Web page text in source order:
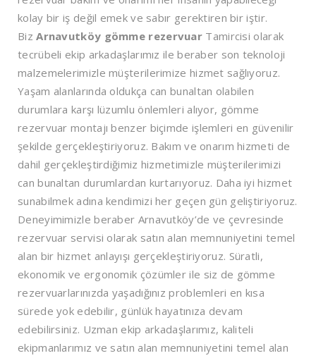
kolay bir iş değil emek ve sabır gerektiren bir iştir.
BizArnavutköy gömme rezervuar Tamircisi olarak
tecrübeli ekip arkadaşlarımız ile beraber son teknoloji
malzemelerimizle müşterilerimize hizmet sağlıyoruz.
Yaşam alanlarında oldukça can bunaltan olabilen
durumlara karşı lüzumlu önlemleri alıyor, gömme
rezervuar montajı benzer biçimde işlemleri en güvenilir
şekilde gerçekleştiriyoruz. Bakım ve onarım hizmeti de
dahil gerçekleştirdiğimiz hizmetimizle müşterilerimizi
can bunaltan durumlardan kurtarıyoruz. Daha iyi hizmet
sunabilmek adına kendimizi her geçen gün geliştiriyoruz.
Deneyimimizle beraber Arnavutköy’de ve çevresinde
rezervuar servisi olarak satın alan memnuniyetini temel
alan bir hizmet anlayışı gerçekleştiriyoruz. Süratli,
ekonomik ve ergonomik çözümler ile siz de gömme
rezervuarlarınızda yaşadığınız problemleri en kısa
sürede yok edebilir, günlük hayatınıza devam
edebilirsiniz. Uzman ekip arkadaşlarımız, kaliteli
ekipmanlarımız ve satın alan memnuniyetini temel alan